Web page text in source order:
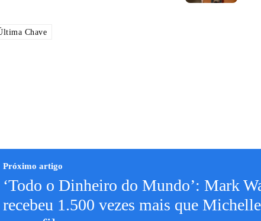
Chave
Próximo artigo
‘Todo o Dinheiro do Mundo’: Mark
recebeu 1.500 vezes mais que